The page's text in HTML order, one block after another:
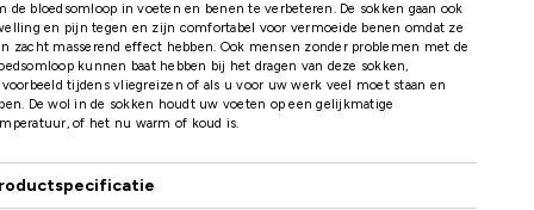
de bloedsomloop in voeten en benen te verbeteren. De sokken gaan ook
en pijn tegen en zijn comfortabel voor vermoeide benen omdat ze
zacht masserend effect hebben. Ook mensen zonder problemen met de
kunnen baat hebben bij het dragen van deze sokken,
tijdens vliegreizen of als u voor uw werk veel moet staan en
De wol in de sokken houdt uw voeten op een gelijkmatige
of het nu warm of koud is.